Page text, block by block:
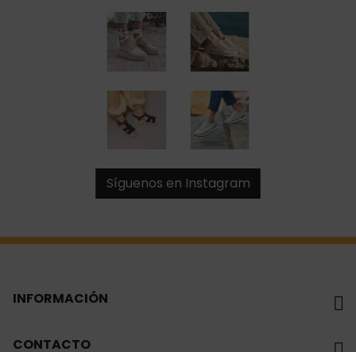
Síguenos en Instagram
INFORMACIÓN
CONTACTO